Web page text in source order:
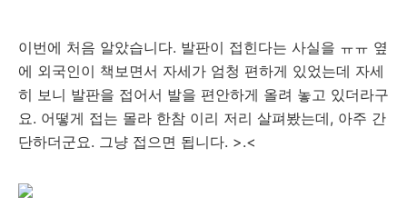
이번에 처음 알았습니다. 발판이 접힌다는 사실을 ㅠㅠ 옆
에 외국인이 책보면서 자세가 엄청 편하게 있었는데 자세
히 보니 발판을 접어서 발을 편안하게 올려 놓고 있더라구
요. 어떻게 접는 몰라 한참 이리 저리 살펴봤는데, 아주 간
단하더군요. 그냥 접으면 됩니다. >.<